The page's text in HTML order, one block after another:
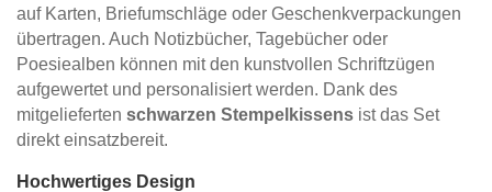
auf Karten, Briefumschläge oder Geschenkverpackungen
übertragen. Auch Notizbücher, Tagebücher oder
Poesiealben können mit den kunstvollen Schriftzügen
aufgewertet und personalisiert werden. Dank des
mitgelieferten schwarzen Stempelkissens ist das Set
direkt einsatzbereit.
Hochwertiges Design